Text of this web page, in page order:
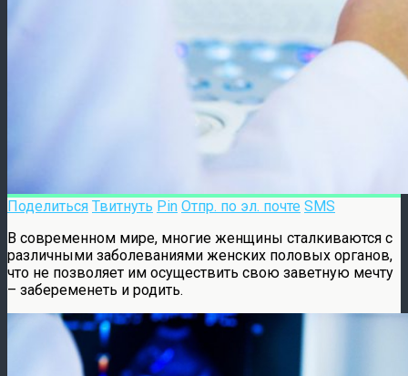
Поделиться Твитнуть Pin Отпр. по эл. почте SMS
В современном мире, многие женщины сталкиваются с
различными заболеваниями женских половых органов,
что не позволяет им осуществить свою заветную мечту
– забеременеть и родить.